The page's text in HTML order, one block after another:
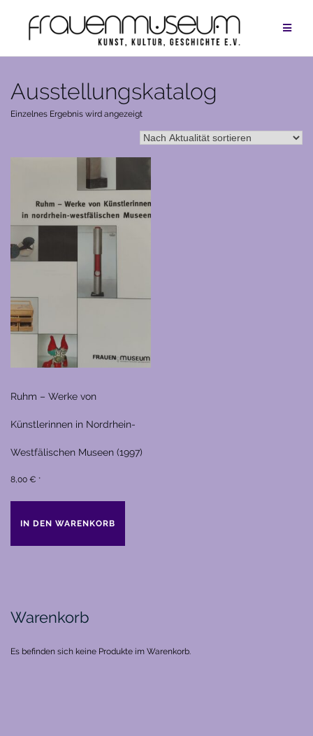
springen
Ausstellungskatalog
Einzelnes Ergebnis wird angezeigt
Ruhm – Werke von
Künstlerinnen in Nordrhein-
Westfälischen Museen (1997)
8,00 € *
IN DEN WARENKORB
Warenkorb
Es befinden sich keine Produkte im Warenkorb.